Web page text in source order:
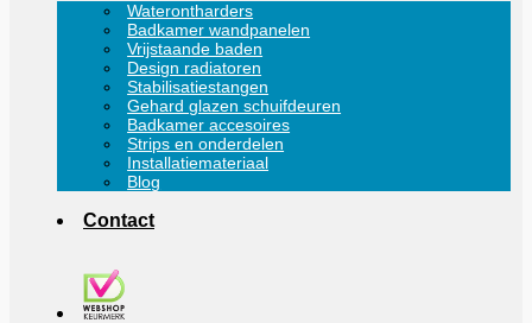
Waterontharders
Badkamer wandpanelen
Vrijstaande baden
Design radiatoren
Stabilisatiestangen
Gehard glazen schuifdeuren
Badkamer accesoires
Strips en onderdelen
Installatiemateriaal
Blog
Contact